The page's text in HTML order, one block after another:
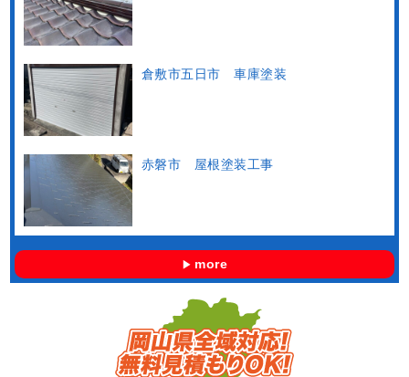
倉敷市五日市 車庫塗装
赤磐市 屋根塗装工事
more